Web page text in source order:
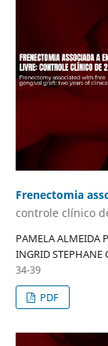
Frenectomia
controle clínico
PAMELA ALMEIDA
INGRID STEPHANE
34-39
PDF